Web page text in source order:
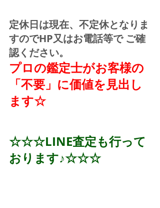
定休日は現在、不定休となりま
すのでHP又はお電話等で ご確
認ください。
プロの鑑定士がお客様の
「不要」に価値を見出し
ます☆
☆☆☆LINE査定も行って
おります♪☆☆☆